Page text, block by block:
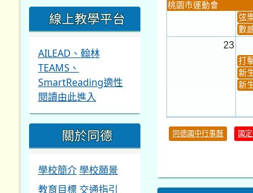
桃園市運動會
弦
數
23
打
新
新
30
本週_健康檢查週 各
本週_新書展
第一週
同德國中行事曆 國
線上教學平台
AILEAD、翰林
TEAMS、
SmartReading適性
閱讀由此進入
關於同德
學校簡介 學校願景
教育目標 交通指引